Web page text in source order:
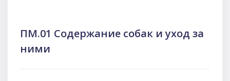
ПМ.01 Содержание собак и уход за
ними